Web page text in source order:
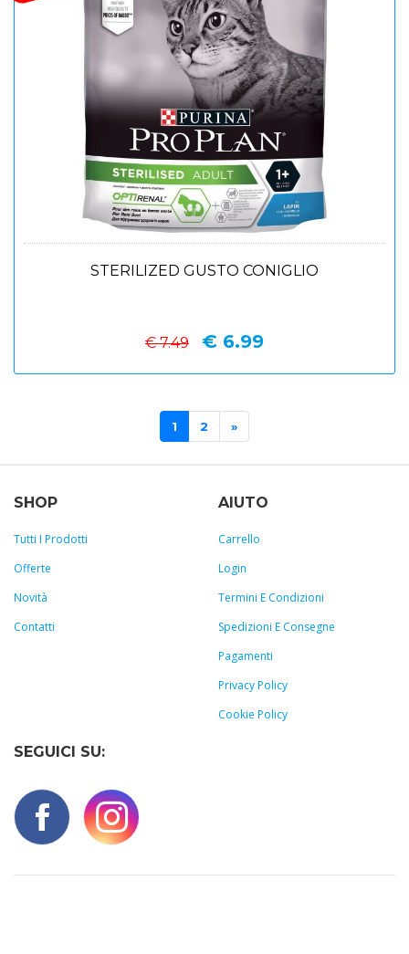
STERILIZED GUSTO CONIGLIO
€ 7.49 € 6.99
1 2 »
SHOP
Tutti I Prodotti
Offerte
Novità
Contatti
AIUTO
Carrello
Login
Termini E Condizioni
Spedizioni E Consegne
Pagamenti
Privacy Policy
Cookie Policy
SEGUICI SU: